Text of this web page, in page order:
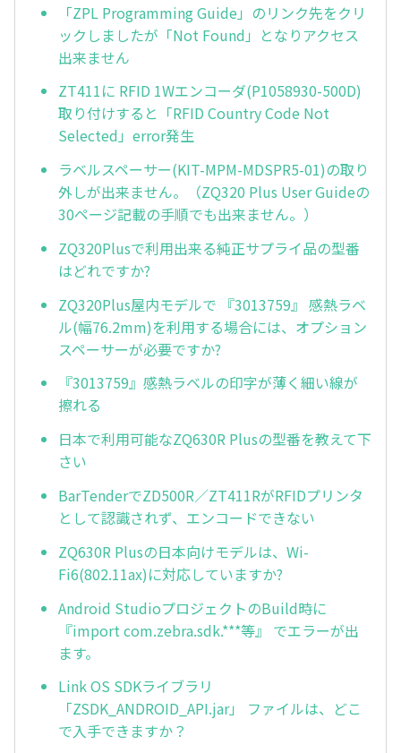
「ZPL Programming Guide」のリンク先をクリ
ックしましたが「Not Found」となりアクセス
出来ません
ZT411に RFID 1Wエンコーダ(P1058930-500D)
取り付けすると「RFID Country Code Not
Selected」error発生
ラベルスペーサー(KIT-MPM-MDSPR5-01)の取り
外しが出来ません。（ZQ320 Plus User Guideの
30ページ記載の手順でも出来ません。）
ZQ320Plusで利用出来る純正サプライ品の型番
はどれですか?
ZQ320Plus屋内モデルで 『3013759』 感熱ラベ
ル(幅76.2mm)を利用する場合には、オプション
スペーサーが必要ですか?
『3013759』感熱ラベルの印字が薄く細い線が
擦れる
日本で利用可能なZQ630R Plusの型番を教えて下
さい
BarTenderでZD500R／ZT411RがRFIDプリンタ
として認識されず、エンコードできない
ZQ630R Plusの日本向けモデルは、Wi-
Fi6(802.11ax)に対応していますか?
Android StudioプロジェクトのBuild時に
『import com.zebra.sdk.***等』 でエラーが出
ます。
Link OS SDKライブラリ
「ZSDK_ANDROID_API.jar」 ファイルは、どこ
で入手できますか？